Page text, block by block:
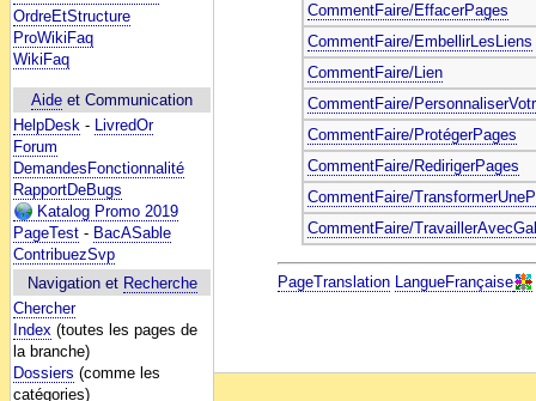
OrdreEtStructure
ProWikiFaq
WikiFaq
Aide et Communication
HelpDesk - LivredOr
Forum
DemandesFonctionnalité
RapportDeBugs
Katalog Promo 2019
PageTest - BacASable
ContribuezSvp
Navigation et Recherche
Chercher
Index (toutes les pages de
la branche)
Dossiers (comme les
catégories)
CommentFaire/EffacerPages
CommentFaire/EmbellirLesLiens
CommentFaire/Lien
CommentFaire/
CommentFaire/ProtégerPages
CommentFaire/RedirigerPages
CommentFaire/
CommentFaire/
PageTranslation LangueFrançaise